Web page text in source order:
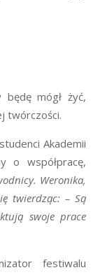
będę mógł żyć,
twórczości.
Akademii
o współpracę,
Weronika,
twierdząc: – Są
swoje prace
festiwalu